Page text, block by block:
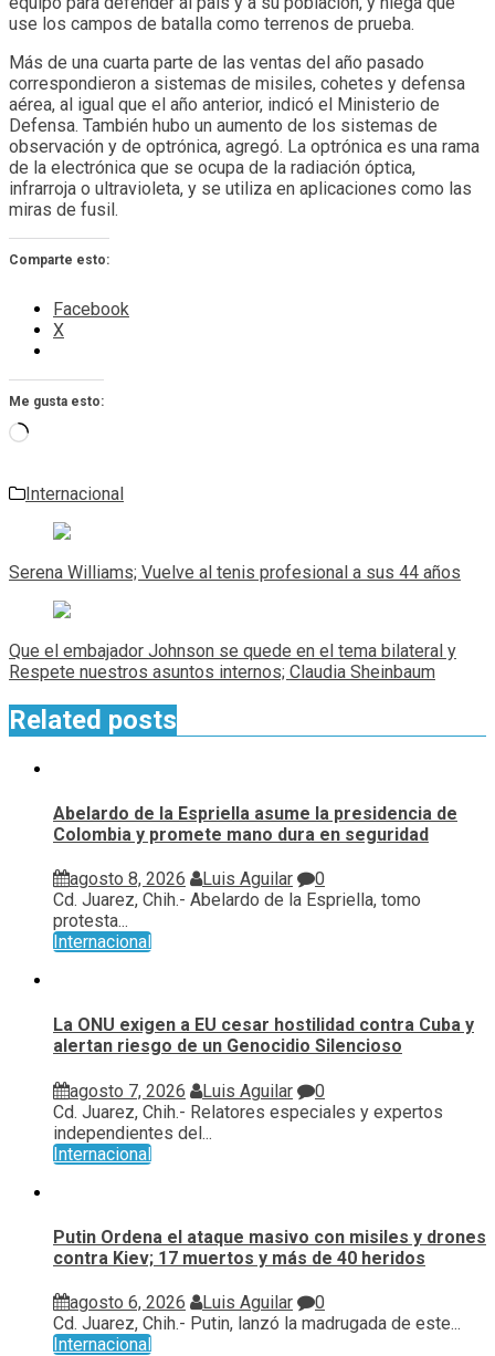
use los campos de batalla como terrenos de prueba.
Más de una cuarta parte de las ventas del año pasado
correspondieron a sistemas de misiles, cohetes y defensa
aérea, al igual que el año anterior, indicó el Ministerio de
Defensa. También hubo un aumento de los sistemas de
observación y de optrónica, agregó. La optrónica es una rama
de la electrónica que se ocupa de la radiación óptica,
infrarroja o ultravioleta, y se utiliza en aplicaciones como las
miras de fusil.
Comparte esto:
Facebook
X
Me gusta esto:
Cargando...
Internacional
Navegación
de
entradas
Serena Williams; Vuelve al tenis profesional a sus 44 años
Que el embajador Johnson se quede en el tema bilateral y
Respete nuestros asuntos internos; Claudia Sheinbaum
Related posts
Abelardo de la Espriella asume la presidencia de
Colombia y promete mano dura en seguridad
agosto 8, 2026 Luis Aguilar
0
Cd. Juarez, Chih.- Abelardo de la Espriella, tomo
protesta...
Internacional
La ONU exigen a EU cesar hostilidad contra Cuba y
alertan riesgo de un Genocidio Silencioso
agosto 7, 2026 Luis Aguilar
0
Cd. Juarez, Chih.- Relatores especiales y expertos
independientes del...
Internacional
Putin Ordena el ataque masivo con misiles y drones
contra Kiev; 17 muertos y más de 40 heridos
agosto 6, 2026 Luis Aguilar
0
Cd. Juarez, Chih.- Putin, lanzó la madrugada de este...
Internacional